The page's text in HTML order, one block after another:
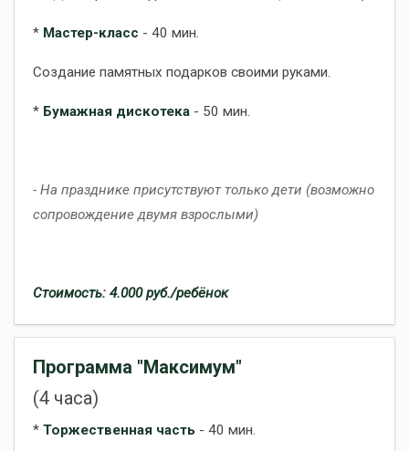
* Мастер-класс - 40 мин.
Создание памятных подарков своими руками.
* Бумажная дискотека - 50 мин.
- На празднике присутствуют только дети (возможно
сопровождение двумя взрослыми)
Стоимость: 4.000 руб./ребёнок
Программа "Максимум"
(4 часа)
* Торжественная часть - 40 мин.